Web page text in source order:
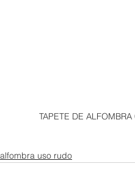
TAPETE DE ALFOMBRA
alfombra uso rudo